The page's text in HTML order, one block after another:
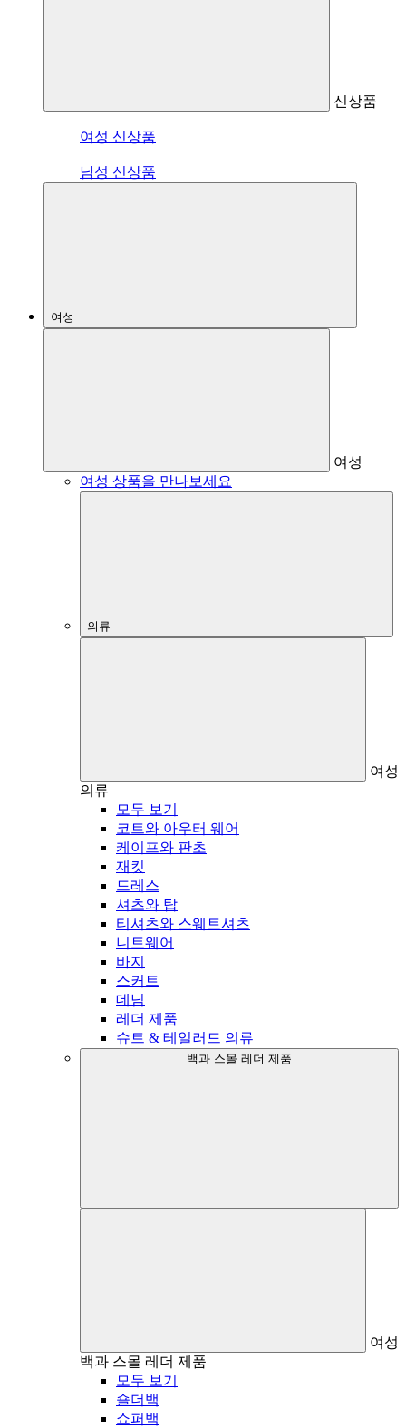
신상품
여성 신상품
남성 신상품
여성
여성
여성 상품을 만나보세요
의류
여성
의류
모두 보기
코트와 아우터 웨어
케이프와 판초
재킷
드레스
셔츠와 탑
티셔츠와 스웨트셔츠
니트웨어
바지
스커트
데님
레더 제품
슈트 & 테일러드 의류
백과 스몰 레더 제품
여성
백과 스몰 레더 제품
모두 보기
숄더백
쇼퍼백